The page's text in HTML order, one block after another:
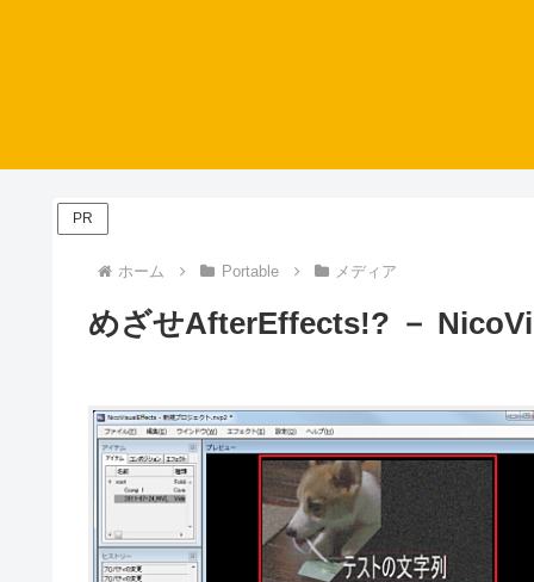
PR
ホーム Portable メディア
めざせAfterEffects!? －